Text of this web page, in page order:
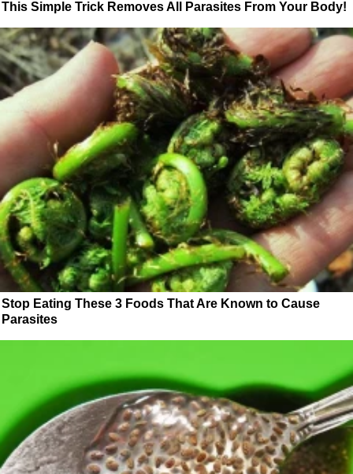
This Simple Trick Removes All Parasites From Your Body!
Stop Eating These 3 Foods That Are Known to Cause
Parasites